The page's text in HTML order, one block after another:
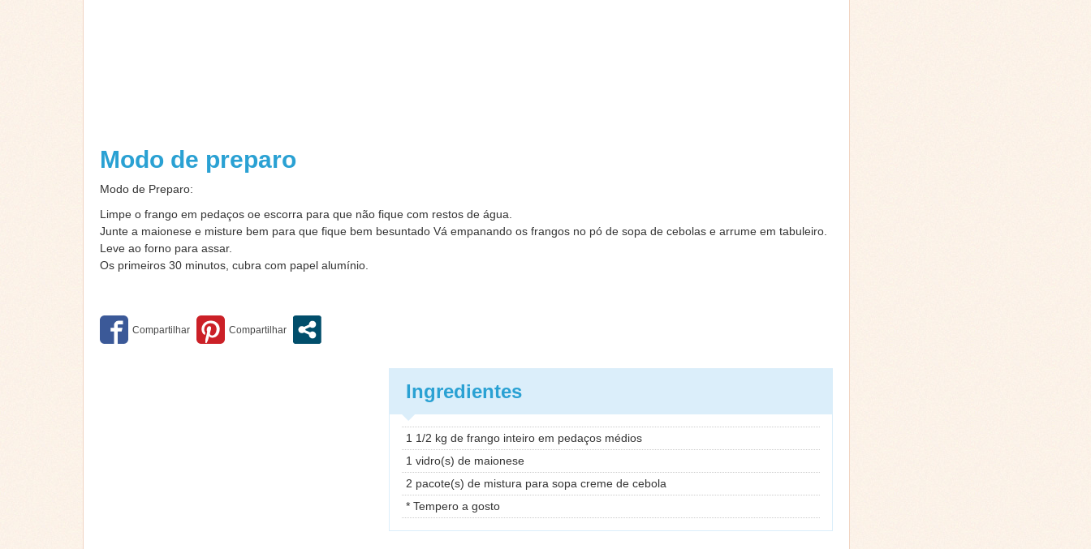
Modo de preparo
Modo de Preparo:
Limpe o frango em pedaços oe escorra para que não fique com restos de água.
Junte a maionese e misture bem para que fique bem besuntado Vá empanando os frangos no pó de sopa de cebolas e arrume em tabuleiro.
Leve ao forno para assar.
Os primeiros 30 minutos, cubra com papel alumínio.
Ingredientes
1 1/2 kg de frango inteiro em pedaços médios
1 vidro(s) de maionese
2 pacote(s) de mistura para sopa creme de cebola
* Tempero a gosto